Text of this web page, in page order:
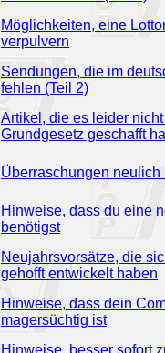
Möglichkeiten, eine
verpulvern
Sendungen, die im
fehlen (Teil 2)
Artikel, die es leider
Grundgesetz geschafft
Überraschungen neulich
Hinweise, dass du eine
benötigst
Neujahrsvorsätze, die
gehofft entwickelt haben
Hinweise, dass dein
magersüchtig ist
Hinweise, besser sofort